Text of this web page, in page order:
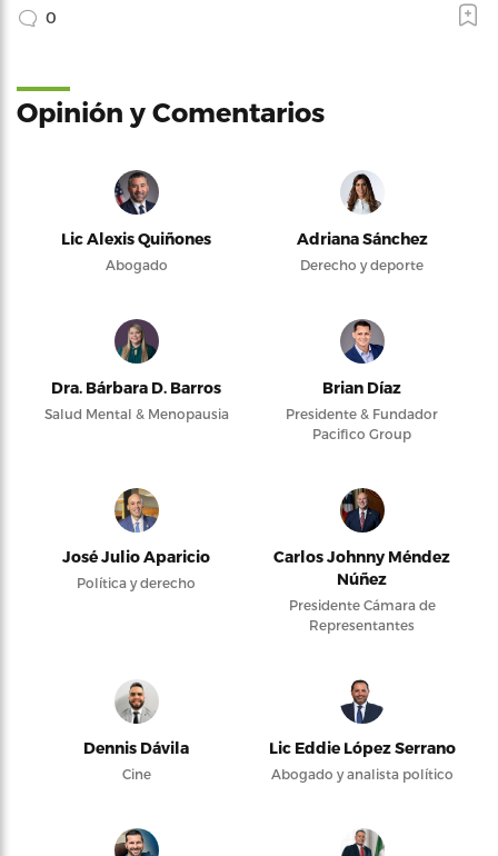
0
Opinión y Comentarios
Lic Alexis Quiñones
Abogado
Adriana Sánchez
Derecho y deporte
Dra. Bárbara D. Barros
Salud Mental & Menopausia
Brian Díaz
Presidente & Fundador
Pacifico Group
José Julio Aparicio
Política y derecho
Carlos Johnny Méndez
Núñez
Presidente Cámara de
Representantes
Dennis Dávila
Cine
Lic Eddie López Serrano
Abogado y analista político